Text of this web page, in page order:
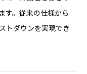
す。従来の仕様から
トダウンを実現でき